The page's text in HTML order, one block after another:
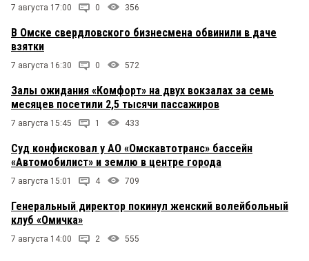
7 августа 17:00 0 356
В Омске свердловского бизнесмена обвинили в даче
взятки
7 августа 16:30 0 572
Залы ожидания «Комфорт» на двух вокзалах за семь
месяцев посетили 2,5 тысячи пассажиров
7 августа 15:45 1 433
Суд конфисковал у АО «Омскавтотранс» бассейн
«Автомобилист» и землю в центре города
7 августа 15:01 4 709
Генеральный директор покинул женский волейбольный
клуб «Омичка»
7 августа 14:00 2 555